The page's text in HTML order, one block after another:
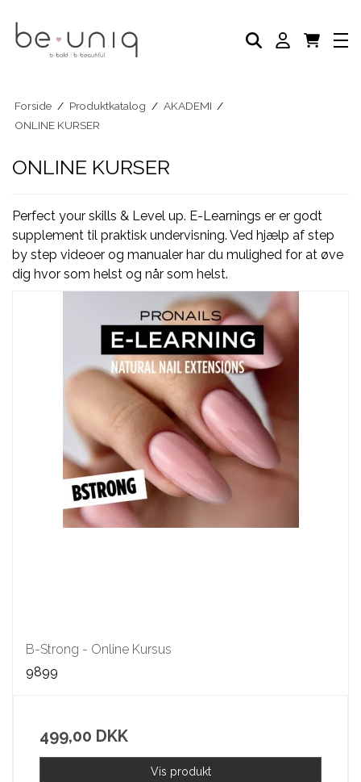
AKADEMI
SELVBRUNER
NEGLEPLEJE
NEGLEPLEJE TILBEHØR
Forside / Produktkatalog / AKADEMI /
ONLINE KURSER
ONLINE KURSER
Perfect your skills & Level up. E-Learnings er er godt
supplement til praktisk undervisning. Ved hjælp af step
by step videoer og manualer har du mulighed for at øve
dig hvor som helst og når som helst.
B-Strong - Online Kursus
9899
499,00 DKK
Vis produkt